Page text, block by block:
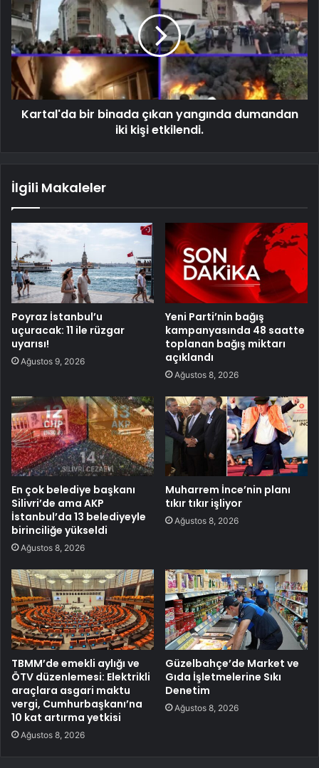
Kartal'da bir binada çıkan yangında dumandan
iki kişi etkilendi.
İlgili Makaleler
Poyraz İstanbul’u
uçuracak: 11 ile rüzgar
uyarısı!
Ağustos 9, 2026
Yeni Parti’nin bağış
kampanyasında 48 saatte
toplanan bağış miktarı
açıklandı
Ağustos 8, 2026
En çok belediye başkanı
Silivri’de ama AKP
İstanbul’da 13 belediyeyle
birinciliğe yükseldi
Ağustos 8, 2026
Muharrem İnce’nin planı
tıkır tıkır işliyor
Ağustos 8, 2026
TBMM’de emekli aylığı ve
ÖTV düzenlemesi: Elektrikli
araçlara asgari maktu
vergi, Cumhurbaşkanı’na
10 kat artırma yetkisi
Ağustos 8, 2026
Güzelbahçe’de Market ve
Gıda İşletmelerine Sıkı
Denetim
Ağustos 8, 2026